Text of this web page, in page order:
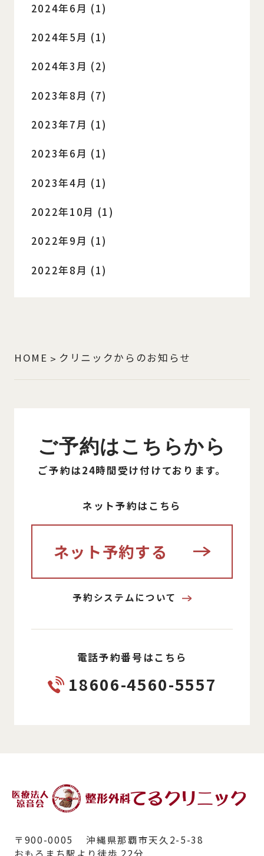
2024年6月 (1)
2024年5月 (1)
2024年3月 (2)
2023年8月 (7)
2023年7月 (1)
2023年6月 (1)
2023年4月 (1)
2022年10月 (1)
2022年9月 (1)
2022年8月 (1)
HOME クリニックからのお知らせ
ご予約はこちらから
ご予約は24時間受け付けております。
ネット予約はこちら
ネット予約する
予約システムについて
電話予約番号はこちら
18606-4560-5557
〒900-0005 沖縄県那覇市天久2-5-38
おもろまち駅より徒歩 22分